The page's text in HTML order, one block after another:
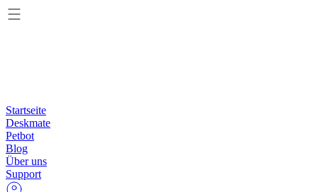
Startseite
Deskmate
Petbot
Blog
Über uns
Support